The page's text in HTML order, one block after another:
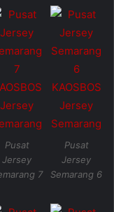
Pusat
Jersey
7
Pusat
Jersey
Semarang 6